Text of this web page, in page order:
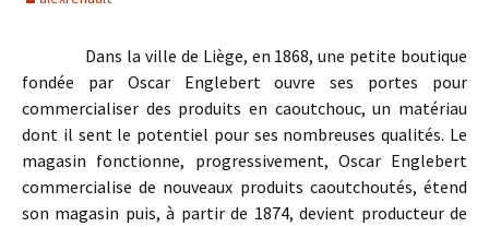
Dans la ville de Liège, en 1868, une petite boutique
fondée par Oscar Englebert ouvre ses portes pour
commercialiser des produits en caoutchouc, un matériau
dont il sent le potentiel pour ses nombreuses qualités. Le
magasin fonctionne, progressivement, Oscar Englebert
commercialise de nouveaux produits caoutchoutés, étend
son magasin puis, à partir de 1874, devient producteur de